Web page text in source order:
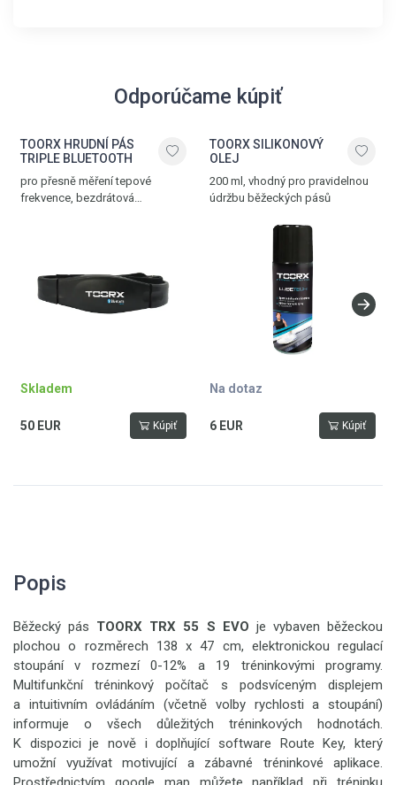
Odporúčame kúpiť
TOORX HRUDNÍ PÁS
TRIPLE BLUETOOTH
pro přesně měření tepové
frekvence, bezdrátová
Skladem
50 EUR Kúpiť
TOORX SILIKONOVÝ
OLEJ
200 ml, vhodný pro pravidelnou
údržbu běžeckých pásů
Na dotaz
6 EUR Kúpiť
Popis
Běžecký pás TOORX TRX 55 S EVO je vybaven běžeckou
plochou o rozměrech 138 x 47 cm, elektronickou regulací
stoupání v rozmezí 0-12% a 19 tréninkovými programy.
Multifunkční tréninkový počítač s podsvíceným displejem
a intuitivním ovládáním (včetně volby rychlosti a stoupání)
informuje o všech důležitých tréninkových hodnotách.
K dispozici je nově i doplňující software Route Key, který
umožní využívat motivující a zábavné tréninkové aplikace.